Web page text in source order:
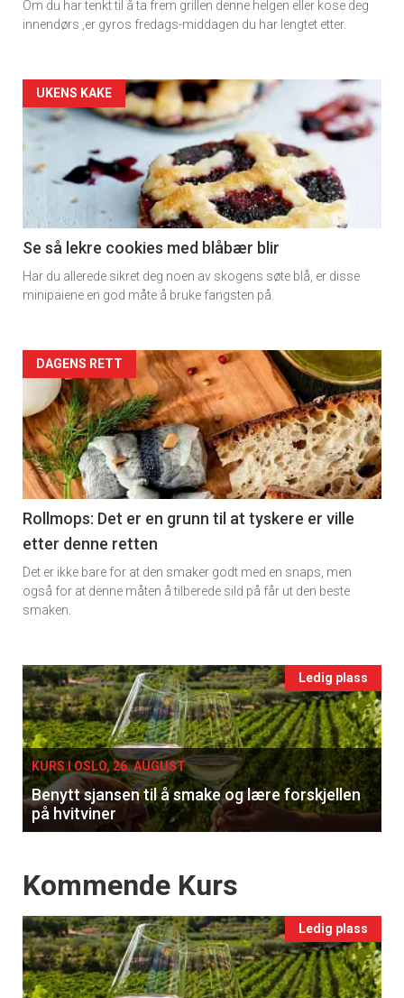
rett
Om du har tenkt til å ta frem grillen denne helgen eller kose deg
innendørs ,er gyros fredags-middagen du har lengtet etter.
Artikler
detail
-
section
11
Dagens
UKENS KAKE
Se så lekre cookies med blåbær blir
Har du allerede sikret deg noen av skogens søte blå, er disse
minipaiene en god måte å bruke fangsten på.
Artikler
detail
-
section
11
Ukens
vin
DAGENS RETT
Rollmops: Det er en grunn til at tyskere er ville
etter denne retten
Det er ikke bare for at den smaker godt med en snaps, men
også for at denne måten å tilberede sild på får ut den beste
smaken.
Events
single
Ledig plass
KURS I OSLO, 26. AUGUST
Benytt sjansen til å smake og lære forskjellen
på hvitviner
Events
Kommende Kurs
Ledig plass